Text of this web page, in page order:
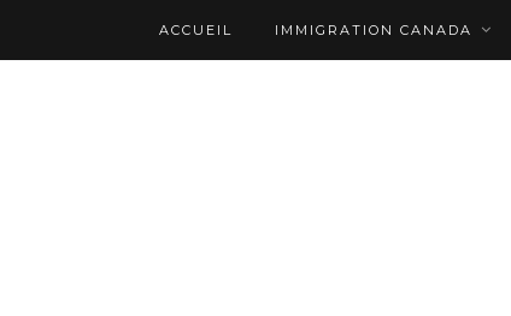
ACCUEIL IMMIGRATION CANADA